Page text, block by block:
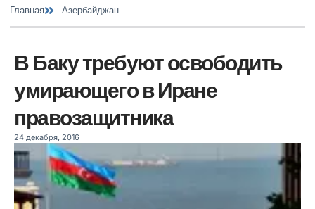
Главная Азербайджан
В Баку требуют освободить
умирающего в Иране
правозащитника
24 декабря, 2016